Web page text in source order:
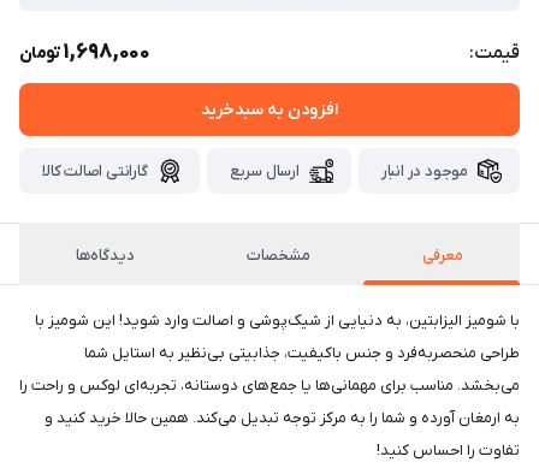
قیمت: 1,698,000تومان
افزودن به سبدخرید
موجود در انبار ارسال سریع گارانتی اصالت کالا
معرفی مشخصات دیدگاه‌ها
با شومیز الیزابتین، به دنیایی از شیک‌پوشی و اصالت وارد شوید! این شومیز با
طراحی منحصربه‌فرد و جنس باکیفیت، جذابیتی بی‌نظیر به استایل شما
می‌بخشد. مناسب برای مهمانی‌ها یا جمع‌های دوستانه، تجربه‌ای لوکس و راحت را
به ارمغان آورده و شما را به مرکز توجه تبدیل می‌کند. همین حالا خرید کنید و
تفاوت را احساس کنید!